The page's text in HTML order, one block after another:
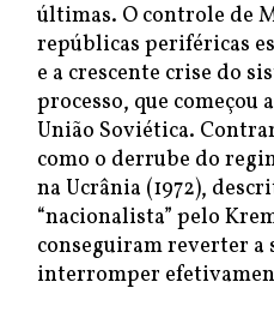
últimas. O controle de
repúblicas periféricas
e a crescente crise do
processo, que começou
União Soviética.
como o derrube do
na Ucrânia (1972),
“nacionalista” pelo
conseguiram reverter a
interromper